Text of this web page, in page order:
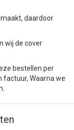
daardoor
wij de cover
bestellen per
factuur, Waarna we